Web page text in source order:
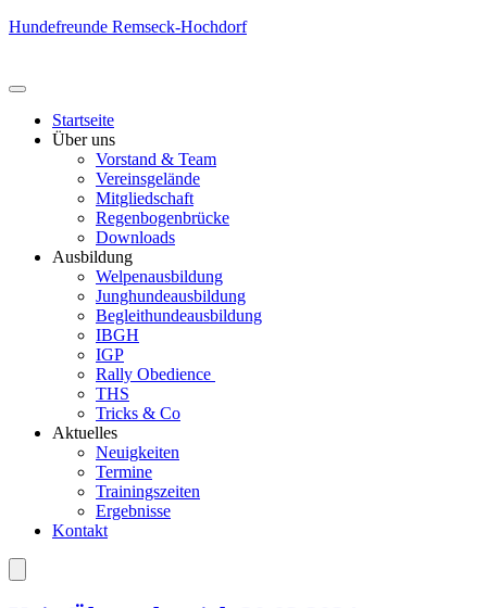
Hundefreunde Remseck-Hochdorf
Startseite
Über uns
Vorstand & Team
Vereinsgelände
Mitgliedschaft
Regenbogenbrücke
Downloads
Ausbildung
Welpenausbildung
Junghundeausbildung
Begleithundeausbildung
IBGH
IGP
Rally Obedience
THS
Tricks & Co
Aktuelles
Neuigkeiten
Termine
Trainingszeiten
Ergebnisse
Kontakt